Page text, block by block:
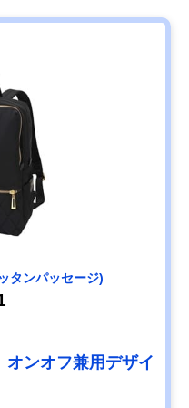
トート持ちができ
る、通勤に便利な
2WAYリュック
本革のような風合
に仕上げた、トー
ト型リュック
しっくりくる、シ
ンプルなデザイン
に使える、防水レ
タンパッセージ)
オンオフ兼用デザイ